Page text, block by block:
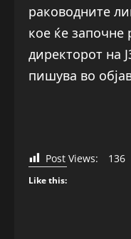
раководните
кое ќе започне
директорот на
пишува во
Post Views: 136
Like this: